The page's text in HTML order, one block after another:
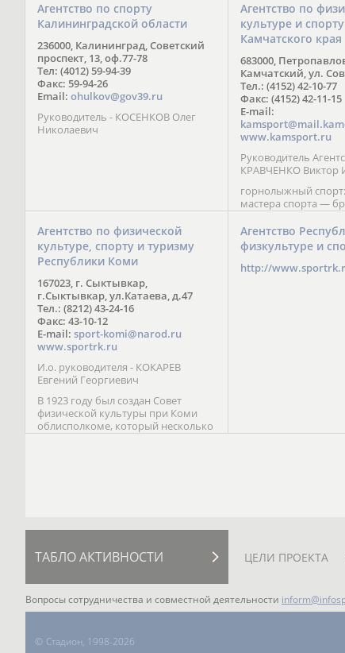
Агентство по спорту
Калининградской области
236000, Калининград, Советский
проспект, 13, оф.77-78
Тел: (4012) 59-94-39
Факс: 59-94-26
Email: ohulkov@gov39.ru
Руководитель - КОСЕНКОВ Олег
Николаевич
Агентство по
культуре и спорту
Камчатского края
683000,
Камчатский, ул.
Тел.: (4152) 42-10-77
Факс: (4152) 42-11-15
E-mail:
www.kamsport.ru
Руководитель
КРАВЧЕНКО Виктор
горнолыжный
мастера спорта —
призер Кубка мира
обладатель Кубка
Зеленская;
Паралимпийских игр
Сити (2002) А.
Агентство по физической
культуре, спорту и туризму
Республики Коми
167023, г. Сыктывкар,
г.Сыктывкар, ул.Катаева, д.47
Тел.: (8212) 43-24-16
Факс: 43-10-12
E-mail: sport-komi@narod.ru
www.sportrk.ru
И.о. руководителя - КОКАРЕВ
Евгений Георгиевич
В 1923 году был создан Совет
физической культуры при Коми
облисполкоме, который несколько
раз реорганизовывался; с 1994 года
Агентство
физкультуре и
http://
ТАБЛО АКТИВНОСТИ ЦЕЛИ ПРОЕКТА
Вопросы сотрудничества и совместной деятельности
© Стадион, 1998-2026